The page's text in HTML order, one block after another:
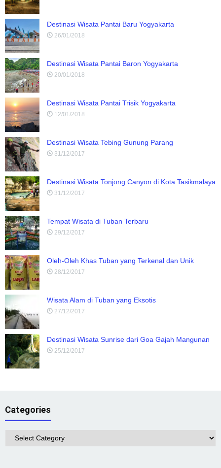
Destinasi Wisata Pantai Baru Yogyakarta
26/01/2018
Destinasi Wisata Pantai Baron Yogyakarta
20/01/2018
Destinasi Wisata Pantai Trisik Yogyakarta
12/01/2018
Destinasi Wisata Tebing Gunung Parang
31/12/2017
Destinasi Wisata Tonjong Canyon di Kota Tasikmalaya
31/12/2017
Tempat Wisata di Tuban Terbaru
29/12/2017
Oleh-Oleh Khas Tuban yang Terkenal dan Unik
28/12/2017
Wisata Alam di Tuban yang Eksotis
27/12/2017
Destinasi Wisata Sunrise dari Goa Gajah Mangunan
25/12/2017
Categories
Categories